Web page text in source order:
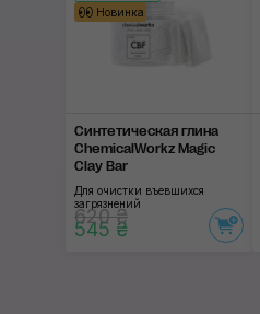
Новинка
Синтетическая глина
ChemicalWorkz Magic
Clay Bar
Для очистки въевшихся
загрязнений
620 ₴
545 ₴